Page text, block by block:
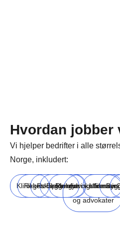
Hvordan jobber
Vi hjelper bedrifter i alle
Norge, inkludert:
Klinikker
Regnskapsførere
Rørleggere
Elektrikere
Rengjøringsfirmaer
Advokatfirmaer
og advokater